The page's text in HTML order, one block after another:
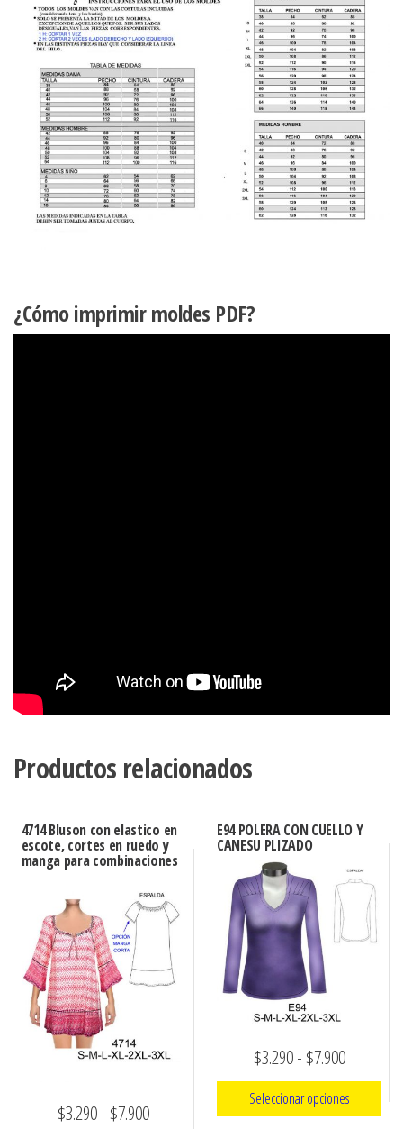
¿Cómo imprimir moldes PDF?
Productos relacionados
4714 Bluson con elastico en
escote, cortes en ruedo y
manga para combinaciones
$3.290- $7.900Rango
E94 POLERA CON CUELLO Y
CANESU PLIZADO
$3.290- $7.900Rango
de
precios:
Seleccionar opciones